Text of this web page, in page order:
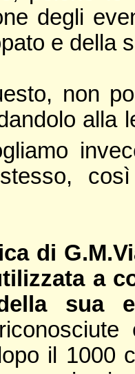
degli
e della
non
alla
di
a
sua
il 1000